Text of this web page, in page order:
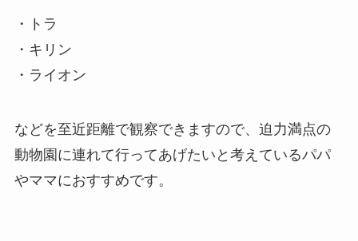
・トラ
・キリン
・ライオン
などを至近距離で観察できますので、迫力満点の
動物園に連れて行ってあげたいと考えているパパ
やママにおすすめです。